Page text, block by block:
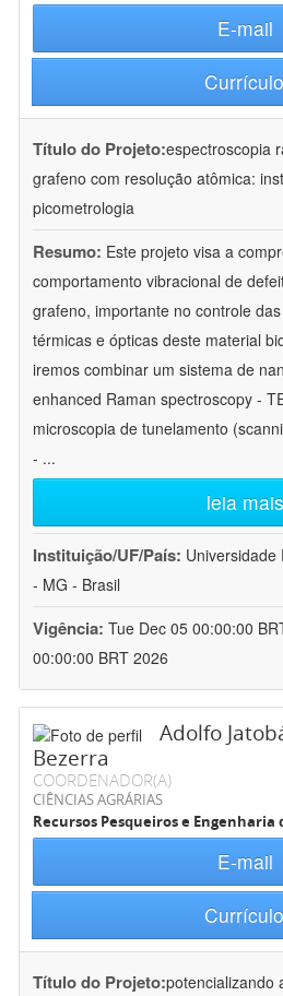
E-mail
Currículo
Título do Projeto:espectroscopia
grafeno com resolução atômica:
picometrologia
Resumo: Este projeto visa a
comportamento vibracional de
grafeno, importante no controle
térmicas e ópticas deste material
iremos combinar um sistema de
enhanced Raman spectroscopy -
microscopia de tunelamento
- ...
leia mais
Instituição/UF/País:
- MG - Brasil
Vigência: Tue Dec 05 00:00:00
00:00:00 BRT 2026
Adolfo
Bezerra
COORDENADOR(A)
CIÊNCIAS AGRÁRIAS
Recursos Pesqueiros e Engenharia
E-mail
Currículo
Título do Projeto:potencializando